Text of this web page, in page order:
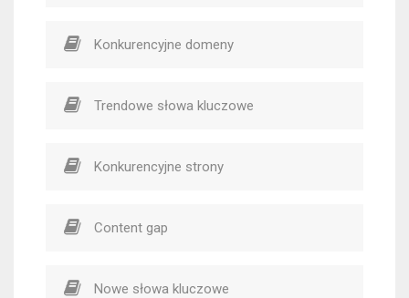
Konkurencyjne domeny
Trendowe słowa kluczowe
Konkurencyjne strony
Content gap
Nowe słowa kluczowe